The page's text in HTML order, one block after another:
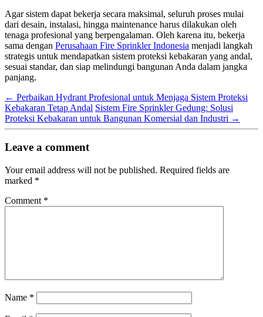
Agar sistem dapat bekerja secara maksimal, seluruh proses mulai
dari desain, instalasi, hingga maintenance harus dilakukan oleh
tenaga profesional yang berpengalaman. Oleh karena itu, bekerja
sama dengan Perusahaan Fire Sprinkler Indonesia menjadi langkah
strategis untuk mendapatkan sistem proteksi kebakaran yang andal,
sesuai standar, dan siap melindungi bangunan Anda dalam jangka
panjang.
← Perbaikan Hydrant Profesional untuk Menjaga Sistem Proteksi
Kebakaran Tetap Andal Sistem Fire Sprinkler Gedung: Solusi
Proteksi Kebakaran untuk Bangunan Komersial dan Industri →
Leave a comment
Your email address will not be published. Required fields are
marked *
Comment *
Name *